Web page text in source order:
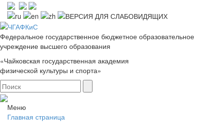
Федеральное государственное бюджетное образовательное
учреждение высшего образования
«Чайковская государственная академия
физической культуры и спорта»
Меню
Главная страница